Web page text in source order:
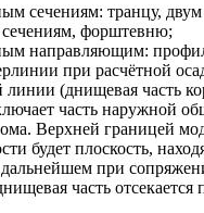
сечениям: транцу,
форштевню;
направляющим:
при расчётной
линии (днищевая часть
часть наружной
Верхней границей
будет плоскость,
при
часть